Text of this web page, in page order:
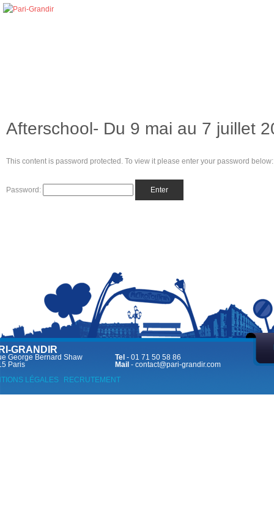
Afterschool- Du 9 mai au 7 juillet
This content is password protected. To view it please enter your password below:
Password:
GRANDIR
George Bernard Shaw
Paris
Tel - 01 71 50 58 86
Mail - contact@pari-grandir.com
LÉGALES
RECRUTEMENT